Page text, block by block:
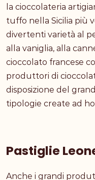
la cioccolateria
tuffo nella Sicilia più
divertenti varietà al
alla vaniglia, alla
cioccolato francese
produttori di
disposizione del
tipologie create ad
Pastiglie
Anche i grandi